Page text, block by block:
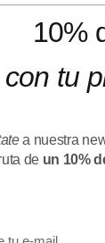
10%
con tu
a nuestra
de un 10%